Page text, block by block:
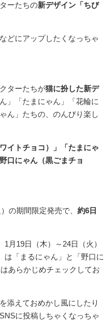
ーたちの新デザイン「ちび
どにアップしたくなっちゃ
ターたちが猫に扮した新デ
」「たまにゃん」「花輪に
ん」たちの、のんびり楽し
イトチョコ）」「たまにゃ
口にゃん（黒ごまチョ
の期間限定発売で、 約6日
月19日（木）～24日（火）
は「まるにゃん」と「野口に
あらかじめチェックしてお
添えておめかし風にしたり
に投稿しちゃくなっちゃ